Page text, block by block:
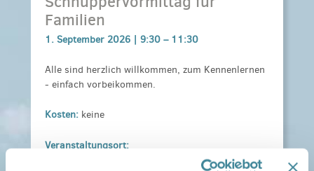
Familien
1. September 2026 | 9:30 – 11:30
Alle sind herzlich willkommen, zum Kennenlernen
- einfach vorbeikommen.
Kosten: keine
Veranstaltungsort:
Eltern-Kind-Gruppe Kolkwitz, , 03099 Kolkwitz